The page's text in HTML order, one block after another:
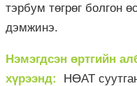
тэрбум төгрөг болгон
дэмжинэ.
Нэмэгдсэн өртгийн
хүрээнд:
НӨАТ